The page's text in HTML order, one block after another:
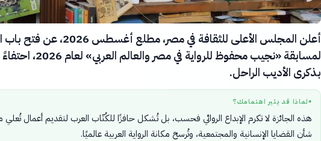
أعلن المجلس الأعلى للثقافة في مصر، مطلع أغسطس
لمسابقة «نجيب محفوظ للرواية في مصر والعالم العربي» لعام 2026، احتفاءً
بذكرى الأديب الراحل.
● لماذا قد يثير اهتمامك؟
هذه الجائزة لا تكرم الإبداع الروائي فحسب، بل تُشكل حافزًا للكُتّاب العرب لتقديم أعمال
شأن القضايا الإنسانية والمجتمعية، وتُرسخ مكانة الرواية العربية عالميًا.